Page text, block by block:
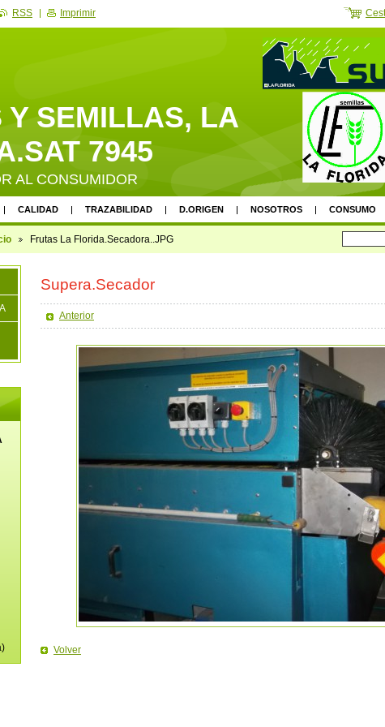
Y SEMILLAS, LA
7945
AL CONSUMIDOR
CALIDAD TRAZABILIDAD D.ORIGEN NOSOTROS CONSUMO
Frutas La Florida.Secadora..JPG
Supera.Secador
Anterior
Volver
RSS Imprimir